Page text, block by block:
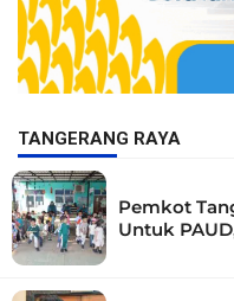
TANGERANG RAYA
Pemkot
Untuk